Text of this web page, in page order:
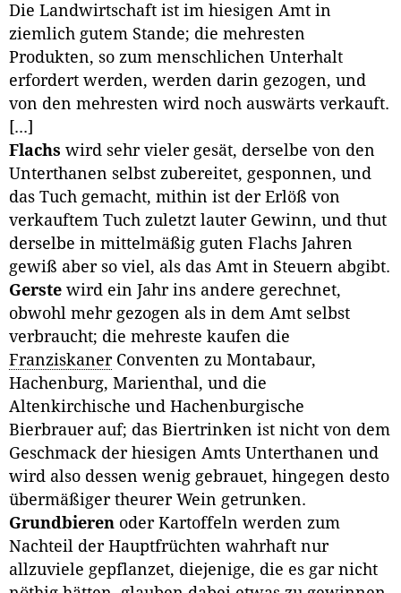
Die Landwirtschaft ist im hiesigen Amt in
ziemlich gutem Stande; die mehresten
Produkten, so zum menschlichen Unterhalt
erfordert werden, werden darin gezogen, und
von den mehresten wird noch auswärts verkauft.
[...]
Flachs wird sehr vieler gesät, derselbe von den
Unterthanen selbst zubereitet, gesponnen, und
das Tuch gemacht, mithin ist der Erlöß von
verkauftem Tuch zuletzt lauter Gewinn, und thut
derselbe in mittelmäßig guten Flachs Jahren
gewiß aber so viel, als das Amt in Steuern abgibt.
Gerste wird ein Jahr ins andere gerechnet,
obwohl mehr gezogen als in dem Amt selbst
verbraucht; die mehreste kaufen die
FranziskanerConventen zu Montabaur,
Hachenburg, Marienthal, und die
Altenkirchische und Hachenburgische
Bierbrauer auf; das Biertrinken ist nicht von dem
Geschmack der hiesigen Amts Unterthanen und
wird also dessen wenig gebrauet, hingegen desto
übermäßiger theurer Wein getrunken.
Grundbieren oder Kartoffeln werden zum
Nachteil der Hauptfrüchten wahrhaft nur
allzuviele gepflanzet, diejenige, die es gar nicht